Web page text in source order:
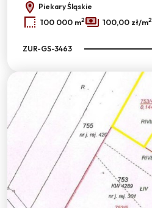
Piekary Śląskie
100 000 m2 100,00 zł/m2
ZUR-GS-3463